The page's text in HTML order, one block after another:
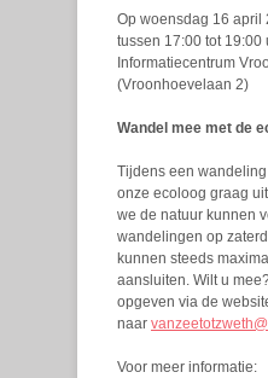
Op woensdag 16 april
tussen 17:00 tot 19:00
Informatiecentrum
(Vroonhoevelaan 2)
Wandel mee met de
Tijdens een
onze ecoloog graag
we de natuur kunnen
wandelingen op
kunnen steeds
aansluiten. Wilt u
opgeven via de
naar
Voor meer informatie: